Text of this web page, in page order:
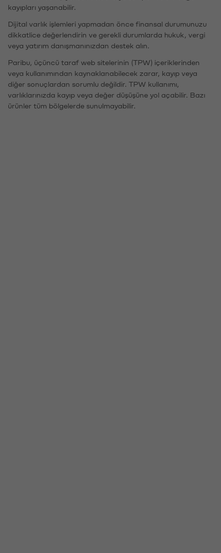
kayıpları yaşanabilir.
Dijital varlık işlemleri yapmadan önce finansal durumunuzu
dikkatlice değerlendirin ve gerekli durumlarda hukuk, vergi
veya yatırım danışmanınızdan destek alın.
Paribu, üçüncü taraf web sitelerinin (TPW) içeriklerinden
veya kullanımından kaynaklanabilecek zarar, kayıp veya
diğer sonuçlardan sorumlu değildir. TPW kullanımı,
varlıklarınızda kayıp veya değer düşüşüne yol açabilir. Bazı
ürünler tüm bölgelerde sunulmayabilir.